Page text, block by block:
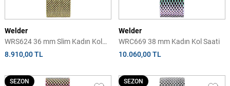
Welder
WRS624 36 mm Slim Kadın Kol
Saati
8.910,00 TL
Welder
WRC669 38 mm Kadın Kol Saati
10.060,00 TL
SEZON SEZON